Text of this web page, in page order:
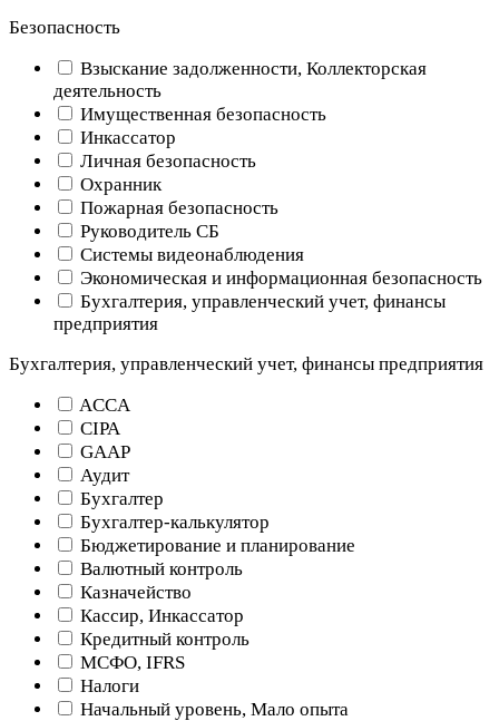
Безопасность
Взыскание задолженности, Коллекторская
деятельность
Имущественная безопасность
Инкассатор
Личная безопасность
Охранник
Пожарная безопасность
Руководитель СБ
Системы видеонаблюдения
Экономическая и информационная безопасность
Бухгалтерия, управленческий учет, финансы
предприятия
Бухгалтерия, управленческий учет, финансы предприятия
ACCA
CIPA
GAAP
Аудит
Бухгалтер
Бухгалтер-калькулятор
Бюджетирование и планирование
Валютный контроль
Казначейство
Кассир, Инкассатор
Кредитный контроль
МСФО, IFRS
Налоги
Начальный уровень, Мало опыта